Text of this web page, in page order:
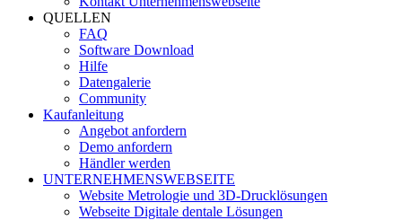
QUELLEN
FAQ
Software Download
Hilfe
Datengalerie
Community
Kaufanleitung
Angebot anfordern
Demo anfordern
Händler werden
UNTERNEHMENSWEBSEITE
Website Metrologie und 3D-Drucklösungen
Webseite Digitale dentale Lösungen